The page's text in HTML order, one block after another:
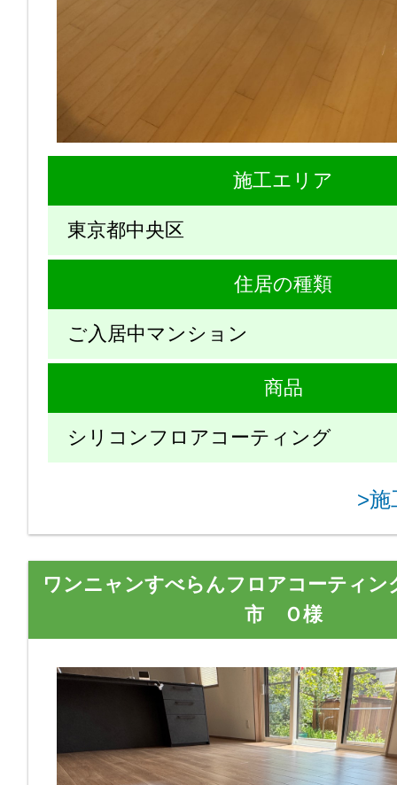
施工エリア
東京都中央区
住居の種類
ご入居中マンション
商品
シリコンフロアコーティング
>施
ワンニャンすべらんフロアコーティン
市 Ｏ様